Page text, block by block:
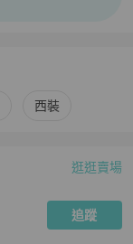
西裝
逛逛賣場
追蹤